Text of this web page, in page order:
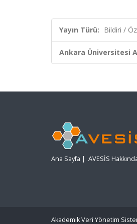
Yayın Türü: Bildiri /
Ankara Üniversitesi
Ana Sayfa | AVESİS
Akademik Veri Yönetim